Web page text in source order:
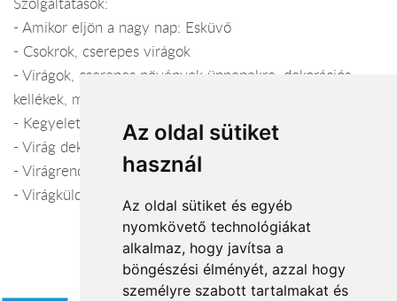
Az oldal sütiket
használ
Az oldal sütiket és egyéb
nyomkövető technológiákat
alkalmaz, hogy javítsa a
böngészési élményét, azzal hogy
személyre szabott tartalmakat és
Szolgáltatások:
- Amikor eljön a nagy nap: Esküvő
- Csokrok, cserepes virágok
- Virágok, cserepes növények ünnepekre, dekorációs
kellékek, mellyel lakásunkat otthonosabbá tehetjük.
- Kegyelet
- Virág dekoráció
- Virágrendelés telefonon, kiszállítás
- Virágküldés Csorna
Elfogadott fizetési módok